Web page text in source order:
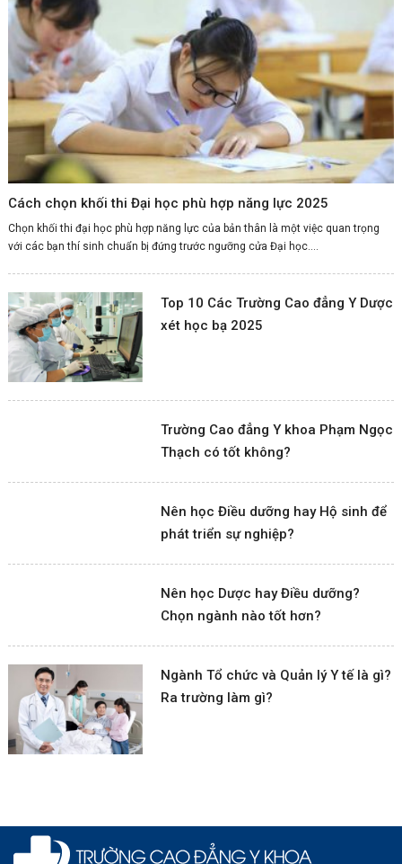
Cách chọn khối thi Đại học phù hợp năng lực 2025
Chọn khối thi đại học phù hợp năng lực của bản thân là một việc quan trọng
với các bạn thí sinh chuẩn bị đứng trước ngưỡng cửa Đại học....
Top 10 Các Trường Cao đẳng Y Dược
xét học bạ 2025
Trường Cao đẳng Y khoa Phạm Ngọc
Thạch có tốt không?
Nên học Điều dưỡng hay Hộ sinh để
phát triển sự nghiệp?
Nên học Dược hay Điều dưỡng?
Chọn ngành nào tốt hơn?
Ngành Tổ chức và Quản lý Y tế là gì?
Ra trường làm gì?